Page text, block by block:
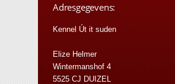
Adresgegevens:
Kennel Út it suden
Elize Helmer
Wintermanshof 4
5525 CJ DUIZEL